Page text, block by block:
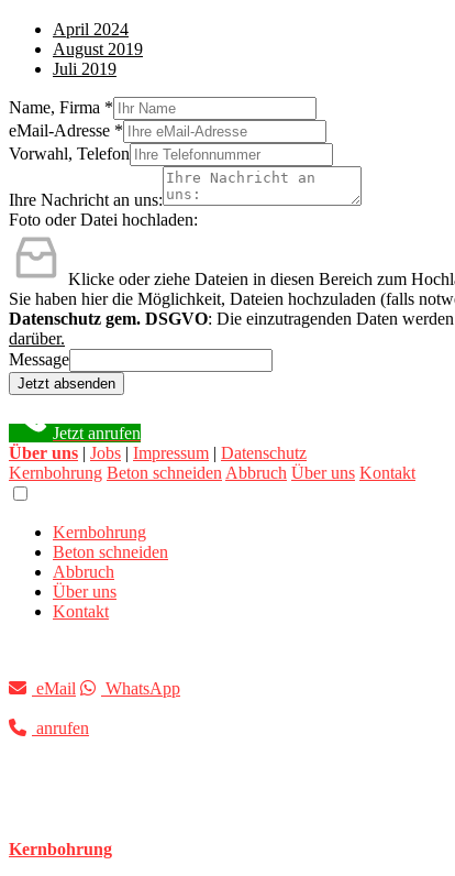
April 2024
August 2019
Juli 2019
Name, Firma *
eMail-Adresse *
Vorwahl, Telefon
Ihre Nachricht an uns:
Foto oder Datei hochladen:
Klicke oder ziehe Dateien in diesen Bereich zum
Sie haben hier die Möglichkeit, Dateien hochzuladen (falls
Datenschutz gem. DSGVO: Die einzutragenden Daten
darüber.
Message
Jetzt absenden
Jetzt anrufen
Über uns | Jobs | Impressum | Datenschutz
Kernbohrung Beton schneiden Abbruch Über uns Kontakt
Kernbohrung
Beton schneiden
Abbruch
Über uns
Kontakt
eMail WhatsApp
anrufen
Kernbohrung